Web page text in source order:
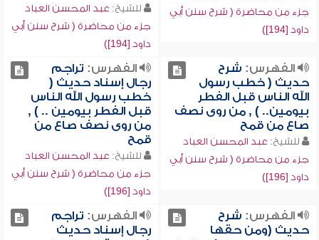
جزء من محاضرة ( شرح سنن أبي
داود [194])
للشيخ: عبد المحسن العباد
جزء من محاضرة ( شرح سنن أبي
داود [194])
الفهرس: شرح
حديث ( خطب رسول
الله الناس قبل الفطر
بيومين.. ) , من روى نصف
صاع من قمح
للشيخ: عبد المحسن العباد
جزء من محاضرة ( شرح سنن أبي
داود [196])
الفهرس: تراجم
رجال إسناد حديث (
خطب رسول الله الناس
قبل الفطر بيومين .. ) ,
من روى نصف صاع من
قمح
للشيخ: عبد المحسن العباد
جزء من محاضرة ( شرح سنن أبي
داود [196])
الفهرس: شرح
حديث (ومن حقها
الفهرس: تراجم
رجال إسناد حديث